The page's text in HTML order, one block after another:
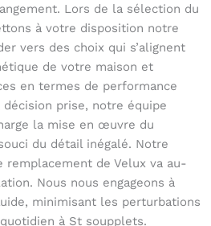
Lors de la sélection du
à votre disposition notre
vers des choix qui s’alignent
de votre maison et
en termes de performance
prise, notre équipe
la mise en œuvre du
du détail inégalé. Notre
remplacement de Velux va au-
Nous nous engageons à
minimisant les perturbations
à St soupplets.